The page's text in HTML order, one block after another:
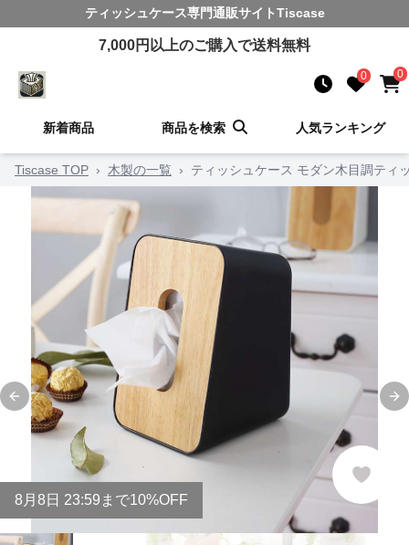
ティッシュケース専門通販サイトTiscase
7,000円以上のご購入で送料無料
0 0
新着商品 商品を検索 人気ランキング
Tiscase TOP › 木製の一覧 › ティッシュケース モダン木目調ティ
Previous slide
8 月 8 日 23:59まで10%OFF